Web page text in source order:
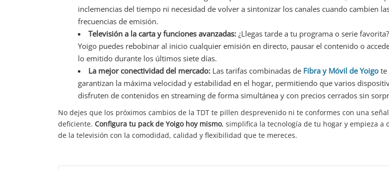
inclemencias del tiempo ni necesidad de volver a sintonizar los canales cuando cambien
frecuencias de emisión.
Televisión a la carta y funciones avanzadas: ¿Llegas tarde a tu programa o serie
Yoigo puedes rebobinar al inicio cualquier emisión en directo, pausar el contenido o
lo emitido durante los últimos siete días.
La mejor conectividad del mercado: Las tarifas combinadas de Fibra y Móvil de Yoigo te
garantizan la máxima velocidad y estabilidad en el hogar, permitiendo que varios
disfruten de contenidos en streaming de forma simultánea y con precios cerrados sin
No dejes que los próximos cambios de la TDT te pillen desprevenido ni te conformes con una señal
deficiente. Configura tu pack de Yoigo hoy mismo, simplifica la tecnología de tu hogar y empieza a
de la televisión con la comodidad, calidad y flexibilidad que te mereces.